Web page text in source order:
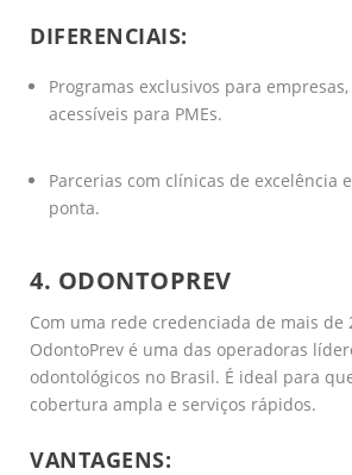
DIFERENCIAIS:
Programas exclusivos para
acessíveis para PMEs.
Parcerias com clínicas de excelência
ponta.
4. ODONTOPREV
Com uma rede credenciada de mais de
OdontoPrev é uma das operadoras
odontológicos no Brasil. É ideal para
cobertura ampla e serviços rápidos.
VANTAGENS: